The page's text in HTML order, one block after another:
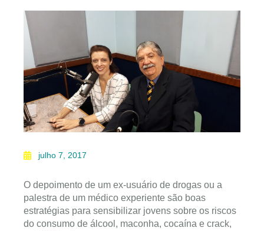
julho 7, 2017
O depoimento de um ex-usuário de drogas ou a
palestra de um médico experiente são boas
estratégias para sensibilizar jovens sobre os riscos
do consumo de álcool, maconha, cocaína e crack,